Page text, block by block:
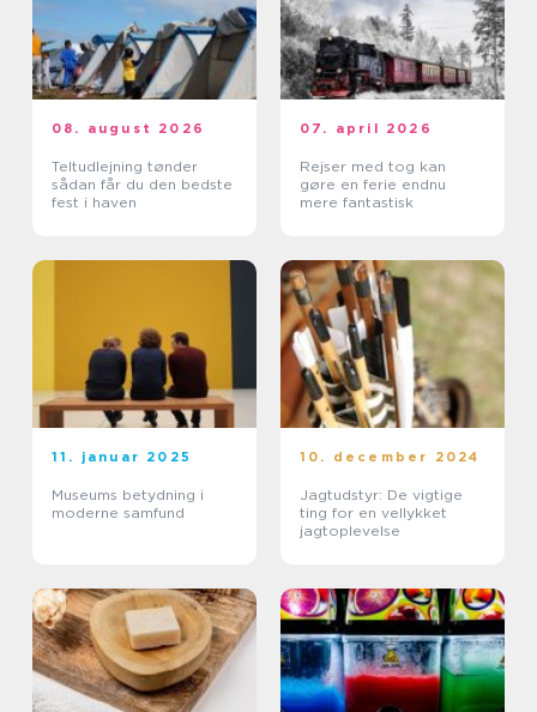
08. august 2026
Teltudlejning tønder
sådan får du den bedste
fest i haven
07. april 2026
Rejser med tog kan
gøre en ferie endnu
mere fantastisk
11. januar 2025
Museums betydning i
moderne samfund
10. december 2024
Jagtudstyr: De vigtige
ting for en vellykket
jagtoplevelse